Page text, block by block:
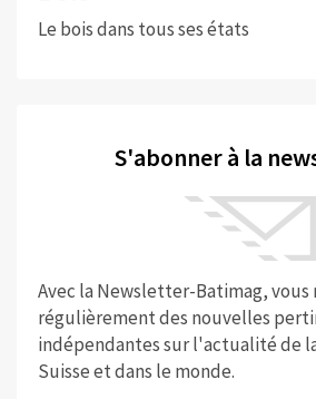
Le bois dans tous ses états
S'abonner à la
Avec la Newsletter-Batimag, vous
régulièrement des nouvelles
indépendantes sur l'actualité de
Suisse et dans le monde.